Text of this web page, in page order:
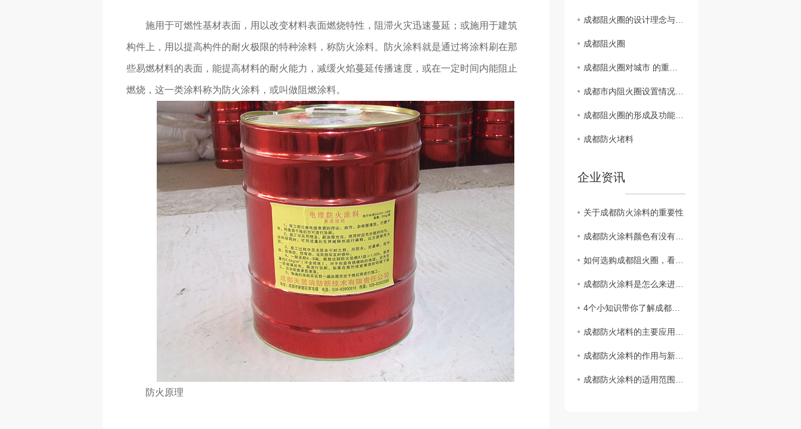
施用于可燃性基材表面，用以改变材料表面燃烧特性，阻滞火灾迅速蔓延；或施用于建筑
构件上，用以提高构件的耐火极限的特种涂料，称防火涂料。防火涂料就是通过将涂料刷在那
些易燃材料的表面，能提高材料的耐火能力，减缓火焰蔓延传播速度，或在一定时间内能阻止
燃烧，这一类涂料称为防火涂料，或叫做阻燃涂料。
防火原理
成都阻火圈的设计理念与实际效果评估
成都阻火圈
成都阻火圈对城市 的重要性探讨
成都市内阻火圈设置情况揭秘
成都阻火圈的形成及功能解析
成都防火堵料
企业资讯
关于成都防火涂料的重要性
成都防火涂料颜色有没有不同颜色？
如何选购成都阻火圈，看完这篇您就知道啦！
成都防火涂料是怎么来进行施工的
4个小知识带你了解成都阻火圈安装标准
成都防火堵料的主要应用范围
成都防火涂料的作用与新型防火材料
成都防火涂料的适用范围与区分